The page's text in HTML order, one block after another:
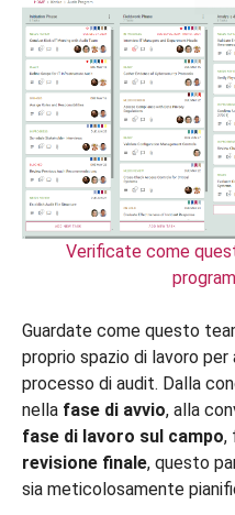
Verificate come
Guardate come questo
proprio spazio di lavoro
processo di audit. Dalla
nella fase di avvio, alla
fase di lavoro sul campo,
revisione finale, questo
sia meticolosamente